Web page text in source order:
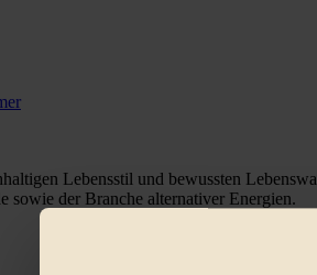
Lebensstil und bewussten
sowie der Branche alternativer Energien.